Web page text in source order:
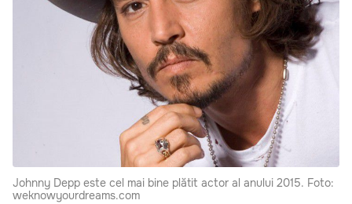
Johnny Depp este cel mai bine plătit actor al anului 2015. Foto:
weknowyourdreams.com